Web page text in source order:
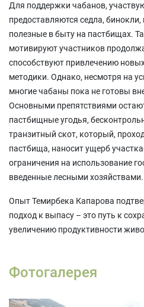
Для поддержки чабанов,
предоставляются седла,
полезные в быту на пастбищах.
мотивируют участников
способствуют привлечению
методики. Однако, несмотря на
многие чабаны пока не готовы
Основными препятствиями
пастбищные угодья,
транзитный скот, который,
пастбища, наносит ущерб
ограничения на использование
введенные лесными хозяйствами.
Опыт Темирбека Капарова
подход к выпасу – это путь к
увеличению продуктивности
Фотогалерея